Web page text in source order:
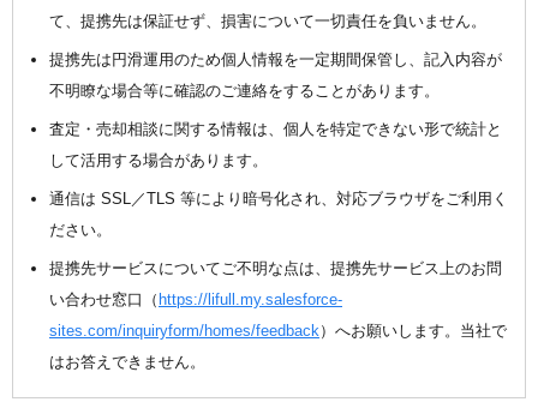
て、提携先は保証せず、損害について一切責任を負いません。
提携先は円滑運用のため個人情報を一定期間保管し、記入内容が
不明瞭な場合等に確認のご連絡をすることがあります。
査定・売却相談に関する情報は、個人を特定できない形で統計と
して活用する場合があります。
通信は SSL／TLS 等により暗号化され、対応ブラウザをご利用く
ださい。
提携先サービスについてご不明な点は、提携先サービス上のお問
い合わせ窓口（ https://lifull.my.salesforce-
sites.com/inquiryform/homes/feedback ）へお願いします。当社で
はお答えできません。